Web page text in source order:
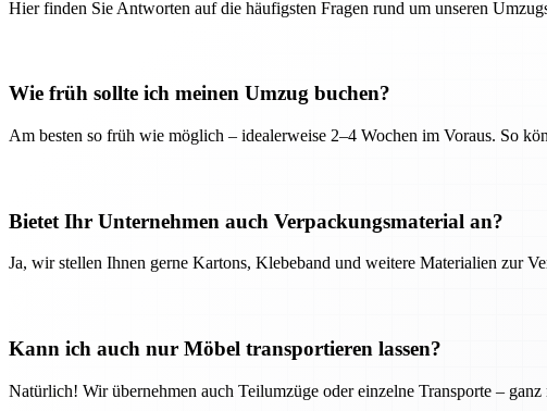
Hier finden Sie Antworten auf die häufigsten Fragen rund um unseren
Wie früh sollte ich meinen Umzug buchen?
Am besten so früh wie möglich – idealerweise 2–4 Wochen im Voraus. So
Bietet Ihr Unternehmen auch Verpackungsmaterial an?
Ja, wir stellen Ihnen gerne Kartons, Klebeband und weitere Materialien zur
Kann ich auch nur Möbel transportieren lassen?
Natürlich! Wir übernehmen auch Teilumzüge oder einzelne Transporte –